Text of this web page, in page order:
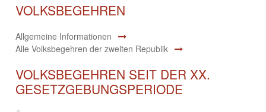
VOLKSBEGEHREN
Allgemeine Informationen
Alle Volksbegehren der zweiten Republik
VOLKSBEGEHREN SEIT DER XX.
GESETZGEBUNGSPERIODE